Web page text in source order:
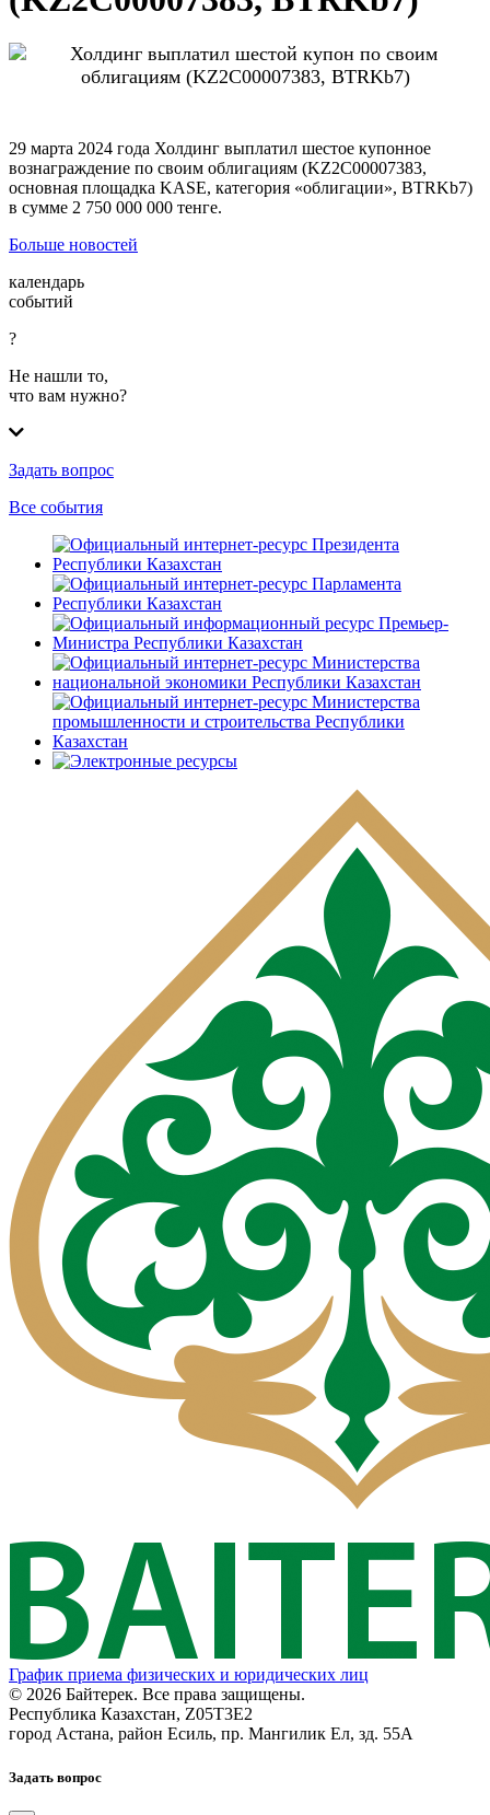
29 марта 2024 года Холдинг выплатил шестое купонное
вознаграждение по своим облигациям (KZ2C00007383,
основная площадка KASE, категория «облигации», BTRKb7)
в сумме 2 750 000 000 тенге.
Больше новостей
календарь
событий
?
Не нашли то,
что вам нужно?
Задать вопрос
Все события
График приема физических и юридических лиц
© 2026 Байтерек. Все права защищены.
Республика Казахстан, Z05T3E2
город Астана, район Есиль, пр. Мангилик Ел, зд. 55А
Задать вопрос